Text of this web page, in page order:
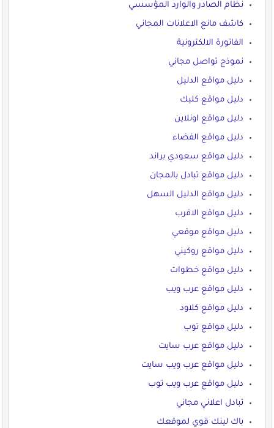
نظام الصادر والوارد المؤسسي
كاشف مانع الاعلانات المجاني
الفاتورة الالكترونية
نموذج تواصل مجاني
دليل مواقع الدليل
دليل مواقع كليك
دليل مواقع اونلاين
دليل مواقع الفضاء
دليل مواقع سعودي براند
دليل مواقع تبادل بالمجان
دليل مواقع الدليل السهل
دليل مواقع الاقرب
دليل مواقع موقعي
دليل مواقع روكيني
دليل مواقع خطوات
دليل مواقع عرب ويب
دليل مواقع كلاود
دليل مواقع توب
دليل مواقع عرب سايت
دليل مواقع عرب ويب سايت
دليل مواقع عرب ويب توب
تبادل اعلاني مجاني
باك لينك قوي لموقعك